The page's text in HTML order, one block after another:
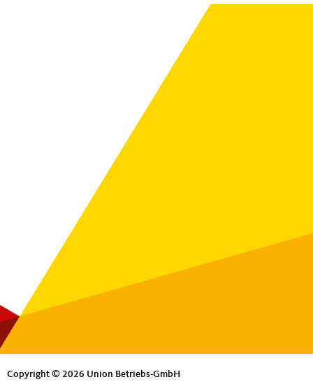
Copyright © 2026 Union Betriebs-GmbH